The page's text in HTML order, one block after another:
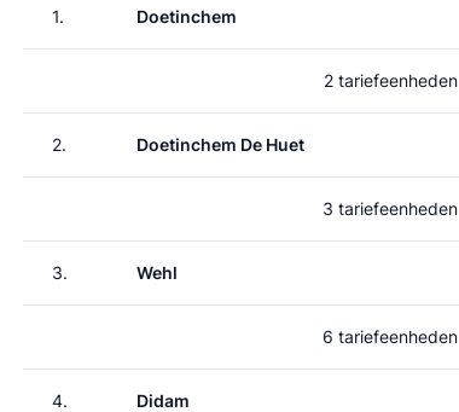
1. Doetinchem
2 tariefeenheden
2. Doetinchem De Huet
3 tariefeenheden
3. Wehl
6 tariefeenheden
4. Didam